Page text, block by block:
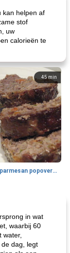
helpen af
stof
uw
calorieën te
45min
smakelijke parmesan popovers (gezonder!)
en Chili
in wat
waarbij 60
water,
dag, legt